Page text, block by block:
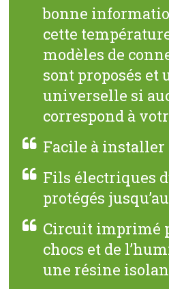
bonne
cette
modèles de
sont proposés et
universelle si
correspond à
Facile à installer
Fils électriques
protégés
Circuit imprimé
chocs et de
une résine